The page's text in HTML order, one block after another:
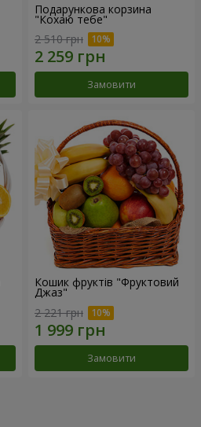
Подарункова корзина
"Кохаю тебе"
2 510 грн
Замовити
Кошик фруктів "Фруктовий
Джаз"
2 221 грн
Замовити